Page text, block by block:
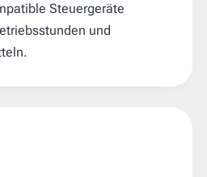
Steuergeräte
und